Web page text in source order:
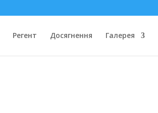
Регент Досягнення Галерея